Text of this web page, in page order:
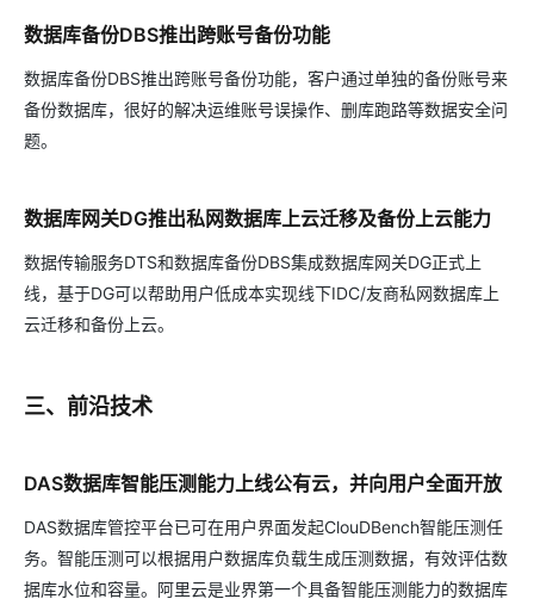
数据库备份DBS推出跨账号备份功能
数据库备份DBS推出跨账号备份功能，客户通过单独的备份账号来
备份数据库，很好的解决运维账号误操作、删库跑路等数据安全问
题。
数据库网关DG推出私网数据库上云迁移及备份上云能力
数据传输服务DTS和数据库备份DBS集成数据库网关DG正式上
线，基于DG可以帮助用户低成本实现线下IDC/友商私网数据库上
云迁移和备份上云。
三、前沿技术
DAS数据库智能压测能力上线公有云，并向用户全面开放
DAS数据库管控平台已可在用户界面发起ClouDBench智能压测任
务。智能压测可以根据用户数据库负载生成压测数据，有效评估数
据库水位和容量。阿里云是业界第一个具备智能压测能力的数据库